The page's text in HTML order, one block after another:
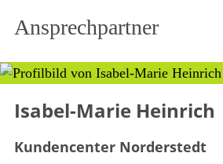
Ansprechpartner
Isabel-Marie Heinrich
Kundencenter Norderstedt